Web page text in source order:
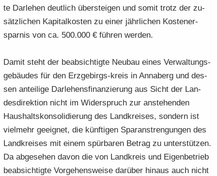
te Dar­le­hen deut­lich über­stei­gen und somit trotz der zu-​
sätzlichen Ka­pi­tal­kos­ten zu einer jähr­li­chen Kos­ten­er­
spar­nis von ca. 500.000 € füh­ren wer­den.
Damit steht der be­ab­sich­tig­te Neu­bau eines Ver­wal­tungs­
ge­bäu­des für den Erzgebirgs-​kreis in An­na­berg und des­
sen an­tei­li­ge Dar­le­hens­fi­nan­zie­rung aus Sicht der Lan­
des­di­rek­ti­on nicht im Wi­der­spruch zur an­ste­hen­den
Haus­halts­kon­so­li­die­rung des Land­krei­ses, son­dern ist
viel­mehr ge­eig­net, die künf­ti­gen Spar­an­stren­gun­gen des
Land­krei­ses mit einem spür­ba­ren Be­trag zu un­ter­stüt­zen.
Da ab­ge­se­hen davon die von Land­kreis und Ei­gen­be­trieb
be­ab­sich­tig­te Vor­ge­hens­wei­se dar­über hin­aus auch nicht